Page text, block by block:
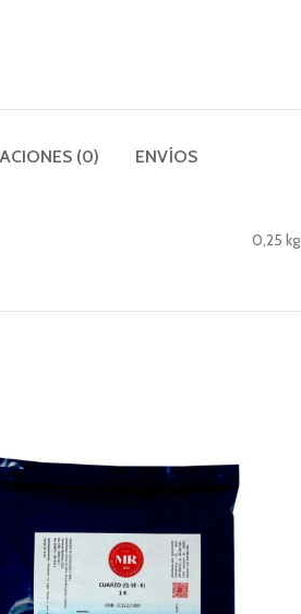
(0) ENVÍOS
0,25 kg